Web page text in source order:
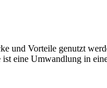
und Vorteile genutzt
ist eine Umwandlung in